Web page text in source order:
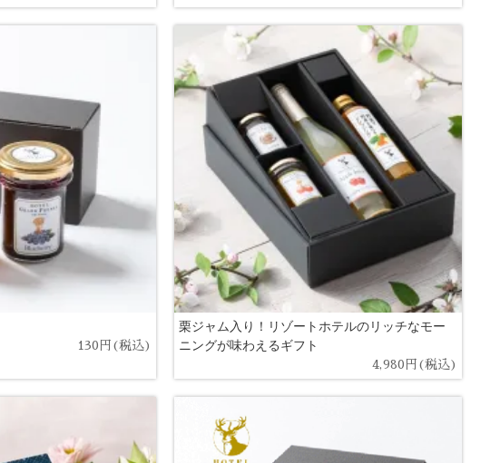
130円(税込)
栗ジャム入り！リゾートホテルのリッチなモー
ニングが味わえるギフト
4,980円(税込)